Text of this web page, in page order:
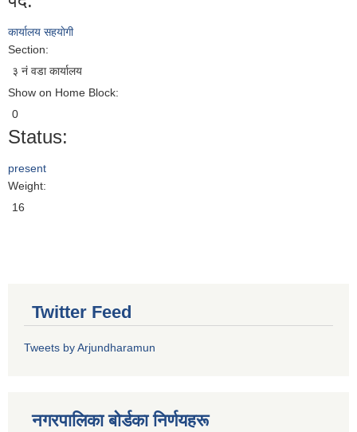
कार्यालय सहयाेगी
Section:
३ नं वडा कार्यालय
Show on Home Block:
0
Status:
present
Weight:
16
Twitter Feed
Tweets by Arjundharamun
नगरपालिका बाेर्डका निर्णयहरू